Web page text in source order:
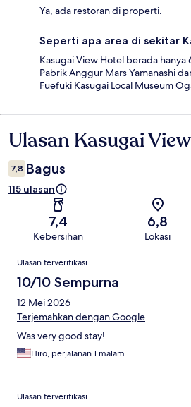
Ya, ada restoran di properti.
Seperti apa area di sekitar
Kasugai View Hotel berada hanya
Pabrik Anggur Mars Yamanashi
Fuefuki Kasugai Local Museum
Ulasan
Ulasan Kasugai
7,8 Bagus
115 ulasan
7,4
Kebersihan
6,8
Lokasi
Ulasan
Ulasan terverifikasi
10/10 Sempurna
12 Mei 2026
Terjemahkan dengan Google
Was very good stay!
Hiro, perjalanan 1 malam
Ulasan terverifikasi